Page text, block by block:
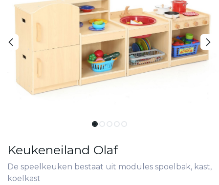
Keukeneiland Olaf
De speelkeuken bestaat uit modules spoelbak, kast,
koelkast